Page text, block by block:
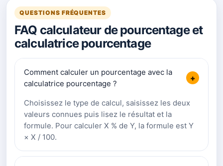
QUESTIONS FRÉQUENTES
FAQ calculateur de pourcentage et
calculatrice pourcentage
Comment calculer un pourcentage avec la
calculatrice pourcentage ?
+
Choisissez le type de calcul, saisissez les deux
valeurs connues puis lisez le résultat et la
formule. Pour calculer X % de Y, la formule est Y
× X / 100.